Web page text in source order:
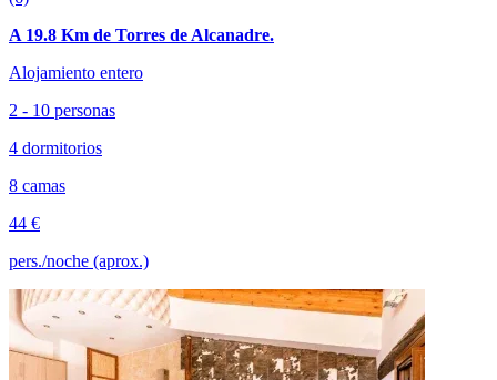
A 19.8 Km de Torres de Alcanadre.
Alojamiento entero
2 - 10 personas
4 dormitorios
8 camas
44 €
pers./noche (aprox.)